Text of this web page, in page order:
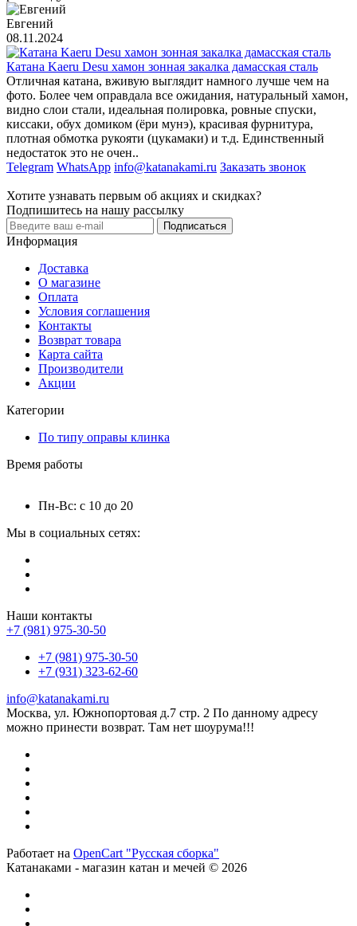
Евгений
08.11.2024
Катана Kaeru Desu хамон зонная закалка дамасская сталь
Отличная катана, вживую выглядит намного лучше чем на
фото. Более чем оправдала все ожидания, натуральный хамон,
видно слои стали, идеальная полировка, ровные спуски,
киссаки, обух домиком (ёри мунэ), красивая фурнитура,
плотная обмотка рукояти (цукамаки) и т.д. Единственный
недостаток это не очен..
Telegram WhatsApp info@katanakami.ru Заказать звонок
Хотите узнавать первым об акциях и скидках?
Подпишитесь на нашу рассылку
Подписаться
Информация
Доставка
О магазине
Оплата
Условия соглашения
Контакты
Возврат товара
Карта сайта
Производители
Акции
Категории
По типу оправы клинка
Время работы
Пн-Вс: с 10 до 20
Мы в социальных сетях:
Наши контакты
+7 (981) 975-30-50
+7 (981) 975-30-50
+7 (931) 323-62-60
info@katanakami.ru
Москва, ул. Южнопортовая д.7 стр. 2 По данному адресу
можно принести возврат. Там нет шоурума!!!
Работает на OpenCart "Русская сборка"
Катанаками - магазин катан и мечей © 2026